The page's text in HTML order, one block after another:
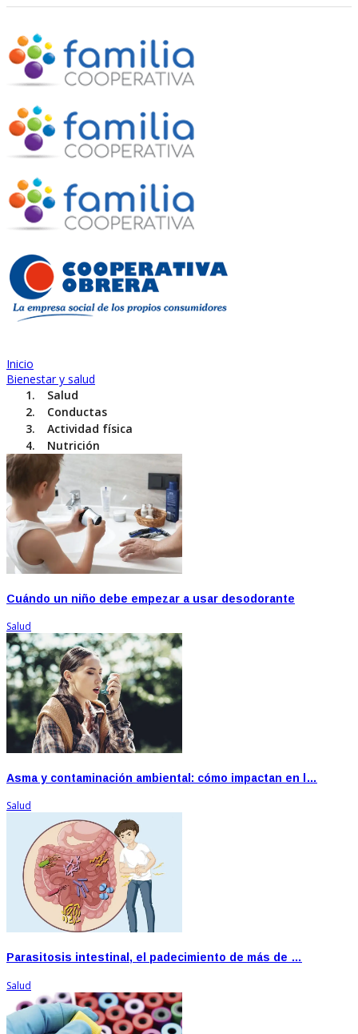
Inicio
Bienestar y salud
Salud
Conductas
Actividad física
Nutrición
Cuándo un niño debe empezar a usar desodorante
Salud
Asma y contaminación ambiental: cómo impactan en l…
Salud
Parasitosis intestinal, el padecimiento de más de …
Salud